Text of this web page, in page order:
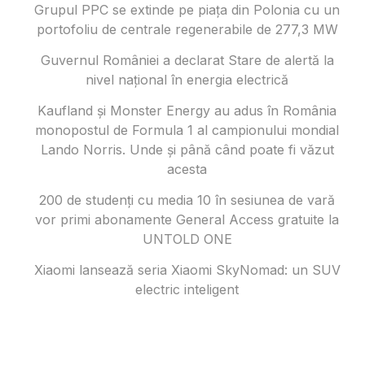
Grupul PPC se extinde pe piața din Polonia cu un
portofoliu de centrale regenerabile de 277,3 MW
Guvernul României a declarat Stare de alertă la
nivel național în energia electrică
Kaufland și Monster Energy au adus în România
monopostul de Formula 1 al campionului mondial
Lando Norris. Unde și până când poate fi văzut
acesta
200 de studenți cu media 10 în sesiunea de vară
vor primi abonamente General Access gratuite la
UNTOLD ONE
Xiaomi lansează seria Xiaomi SkyNomad: un SUV
electric inteligent